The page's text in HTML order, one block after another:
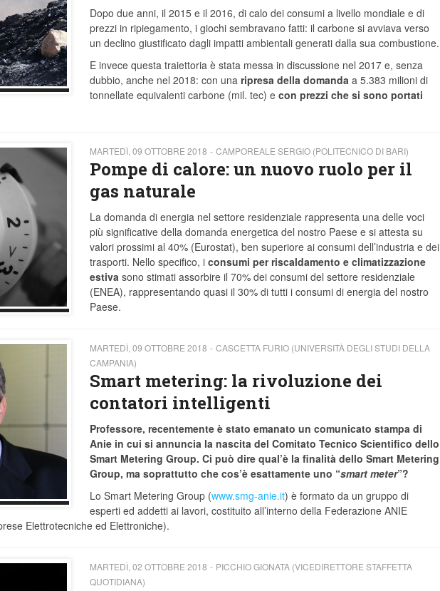
Dopo due anni, il 2015 e il 2016, di calo dei consumi a livello mondiale e di
prezzi in ripiegamento, i giochi sembravano fatti: il carbone si avviava verso
un declino giustificato dagli impatti ambientali generati dalla sua combustione.
E invece questa traiettoria è stata messa in discussione nel 2017 e, senza
dubbio, anche nel 2018: con una ripresa della domandaa 5.383 milioni di
tonnellate equivalenti carbone (mil. tec) e con prezzi che si sono portati
MARTEDÌ, 09 OTTOBRE 2018 CAMPOREALE SERGIO (POLITECNICO DI BARI)
Pompe di calore: un nuovo ruolo per il
gas naturale
La domanda di energia nel settore residenziale rappresenta una delle voci
più significative della domanda energetica del nostro Paese e si attesta su
valori prossimi al 40% (Eurostat), ben superiore ai consumi dell’industria e dei
trasporti. Nello specifico, i consumi per riscaldamento e climatizzazione
estivasono stimati assorbire il 70% dei consumi del settore residenziale
(ENEA), rappresentando quasi il 30% di tutti i consumi di energia del nostro
Paese.
MARTEDÌ, 09 OTTOBRE 2018
CASCETTA FURIO (UNIVERSITÀ DEGLI STUDI DELLA
CAMPANIA)
Smart metering: la rivoluzione dei
contatori intelligenti
Professore, recentemente è stato emanato un comunicato stampa di
Anie in cui si annuncia la nascita del Comitato Tecnico Scientifico dello
Smart Metering Group. Ci può dire qual’è la finalità dello Smart Metering
Group, ma soprattutto che cos’è esattamente uno “smart meter”?
Lo Smart Metering Group (www.smg-anie.it) è formato da un gruppo di
esperti ed addetti ai lavori, costituito all’interno della Federazione ANIE
Elettrotecniche ed Elettroniche).
MARTEDÌ, 02 OTTOBRE 2018
PICCHIO GIONATA (VICEDIRETTORE STAFFETTA
QUOTIDIANA)